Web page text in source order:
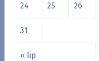
« lip
24 25 26
31